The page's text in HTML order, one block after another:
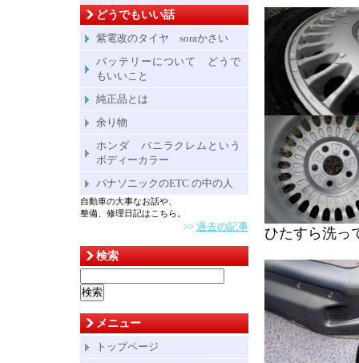
ひたすら洗っ
どうでもいい話
紫電改のタイヤ soraかさい
バッテリーについて どうで
もいいこと
純正品とは
余り物
ホンダ バニラクレムという
ボディーカラー
パナソニックのETC の中の人
自動車の大事なお話や、
整備、修理日記はこちら。
>> 過去の記事
検索
索:
メニュー
トップページ